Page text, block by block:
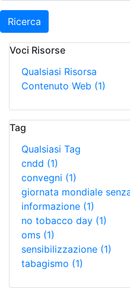
Ricerca
Voci Risorse
Qualsiasi Risorsa
Contenuto Web (1)
Tag
Qualsiasi Tag
cndd (1)
convegni (1)
giornata mondiale
informazione (1)
no tobacco day (1)
oms (1)
sensibilizzazione (1)
tabagismo (1)